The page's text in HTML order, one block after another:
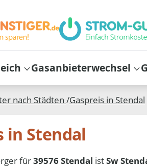
Gasanbieterwechsel
nach Städten /Gaspreis in Stendal
in Stendal
für39576 Stendal istSw